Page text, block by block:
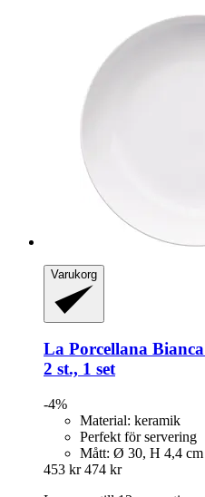
Varukorg
La Porcellana Bianca
2 st., 1 set
-4%
Material: keramik
Perfekt för servering
Mått: Ø 30, H 4,4 cm
453 kr 474 kr